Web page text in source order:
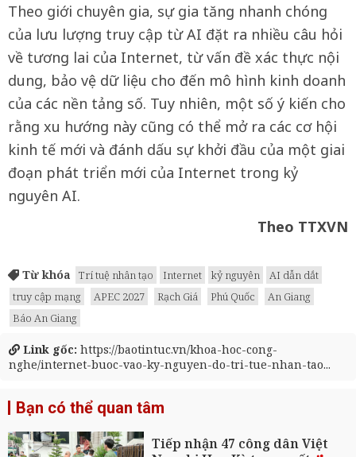
Theo giới chuyên gia, sự gia tăng nhanh chóng
của lưu lượng truy cập từ AI đặt ra nhiều câu hỏi
về tương lai của Internet, từ vấn đề xác thực nội
dung, bảo vệ dữ liệu cho đến mô hình kinh doanh
của các nền tảng số. Tuy nhiên, một số ý kiến cho
rằng xu hướng này cũng có thể mở ra các cơ hội
kinh tế mới và đánh dấu sự khởi đầu của một giai
đoạn phát triển mới của Internet trong kỷ
nguyên AI.
Theo TTXVN
Từ khóa Trí tuệ nhân tạo Internet kỷ nguyên
AI dẫn dắt
truy cập mạng
APEC 2027 Rạch Giá Phú Quốc
An Giang
Báo An Giang
Link gốc: https://baotintuc.vn/khoa-hoc-cong-
nghe/internet-buoc-vao-ky-nguyen-do-tri-tue-nhan-tao...
Bạn có thể quan tâm
Tiếp nhận 47 công dân Việt